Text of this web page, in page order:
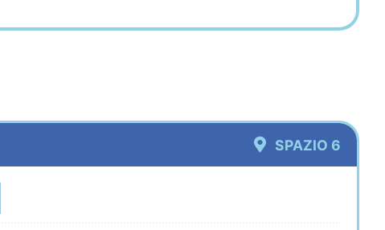
SPAZIO 6